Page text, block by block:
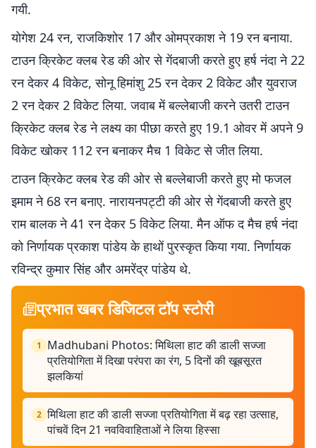
गयी.
योगेश 24 रन, राजकिशोर 17 और ओमप्रकाश ने 19 रन बनाया.
टाउन क्रिकेट क्लब रेड की ओर से गेंदबाजी करते हुए हर्ष नंदा ने 22
रन देकर 4 विकेट, सोनू हिमांशु 25 रन देकर 2 विकेट और युवराज
2 रन देकर 2 विकेट लिया. जवाब में बल्लेबाजी करने उतरी टाउन
क्रिकेट क्लब रेड ने लक्ष्य का पीछा करते हुए 19.1 ओवर में अपने 9
विकेट खोकर 112 रन बनाकर मैच 1 विकेट से जीत लिया.
टाउन क्रिकेट क्लब रेड की ओर से बल्लेबाजी करते हुए मो फजल
इमाम ने 68 रन बनाए. नारायनपट्टी की ओर से गेंदबाजी करते हुए
राम बालक ने 41 रन देकर 5 विकेट लिया. मैन ऑफ द मैच हर्ष नंदा
को निर्णायक प्रकाश पांडेय के हाथों पुरस्कृत किया गया. निर्णायक
रविन्द्र कुमार सिंह और अमरेंद्र पांडेय थे.
प्रभात खबर डिजिटल टॉप स्टोरी
1
Madhubani Photos: मिथिला हाट की डाली सज्जा
प्रतियोगिता में दिखा परंपरा का रंग, 5 दिनों की खूबसूरत
झलकियां
2 मिथिला हाट की डाली सज्जा प्रतियोगिता में बढ़ रहा उत्साह,
पांचवें दिन 21 नवविवाहिताओं ने लिया हिस्सा